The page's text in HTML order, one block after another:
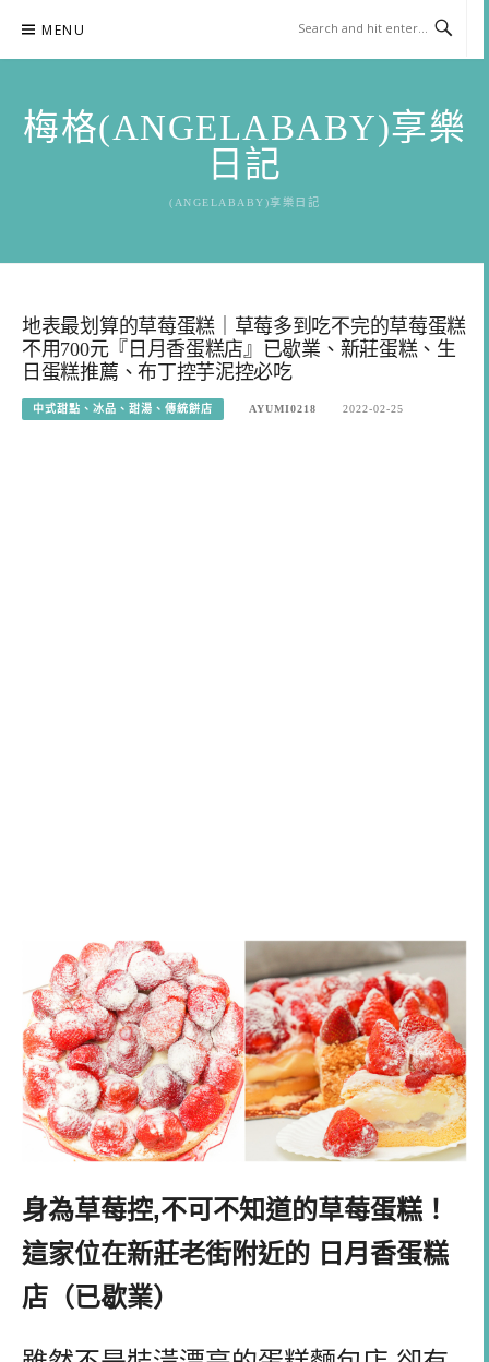
content
MENU
梅格(ANGELABABY)享樂
日記
(ANGELABABY)享樂日記
地表最划算的草莓蛋糕｜草莓多到吃不完的草莓蛋糕
不用700元『日月香蛋糕店』已歇業、新莊蛋糕、生
日蛋糕推薦、布丁控芋泥控必吃
中式甜點、冰品、甜湯、傳統餅店 AYUMI0218 2022-02-25
身為草莓控,不可不知道的草莓蛋糕！
這家位在新莊老街附近的 日月香蛋糕
店（已歇業）